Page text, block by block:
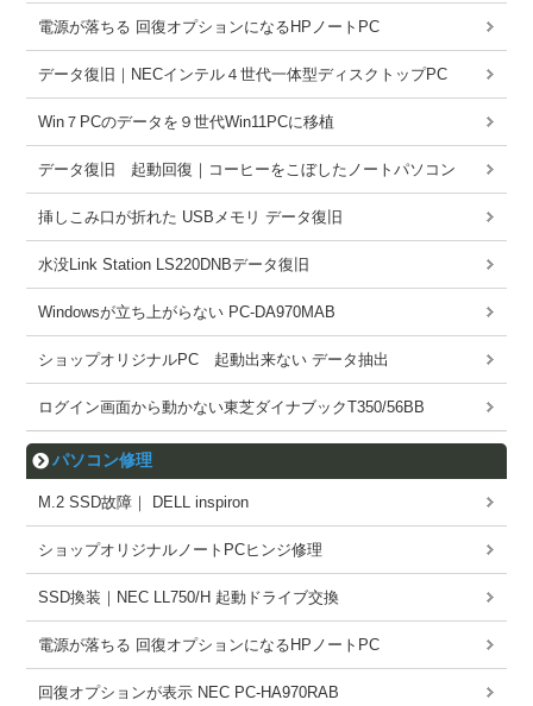
電源が落ちる 回復オプションになるHPノートPC
データ復旧｜NECインテル４世代一体型ディスクトップPC
Win７PCのデータを９世代Win11PCに移植
データ復旧 起動回復｜コーヒーをこぼしたノートパソコン
挿しこみ口が折れた USBメモリ データ復旧
水没Link Station LS220DNBデータ復旧
Windowsが立ち上がらない PC-DA970MAB
ショップオリジナルPC 起動出来ない データ抽出
ログイン画面から動かない東芝ダイナブックT350/56BB
パソコン修理
M.2 SSD故障｜ DELL inspiron
ショップオリジナルノートPCヒンジ修理
SSD換装｜NEC LL750/H 起動ドライブ交換
電源が落ちる 回復オプションになるHPノートPC
回復オプションが表示 NEC PC-HA970RAB